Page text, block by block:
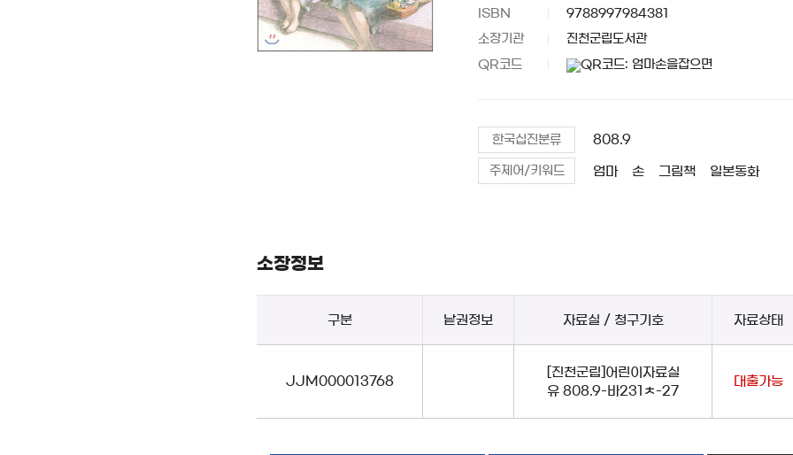
ISBN 9788997984381
소장기관 진천군립도서관
QR코드
한국십진분류 808.9
주제어/키워드 엄마 손 그림책 일본동화
소장정보
구분 낱권정보 자료실 / 청구기호 자료상태
JJM000013768
[진천군립]어린이자료실
유 808.9-바231ㅊ-27
대출가능